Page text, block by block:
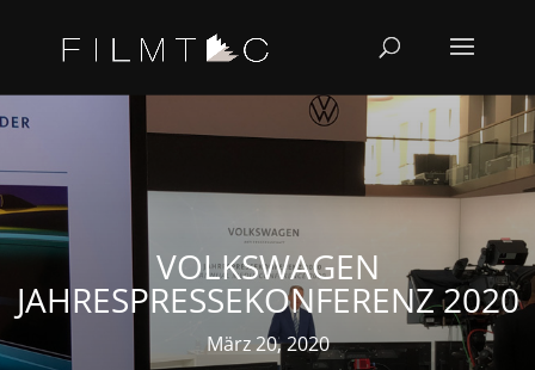
VOLKSWAGEN
JAHRESPRESSEKONFERENZ 2020
März 20, 2020